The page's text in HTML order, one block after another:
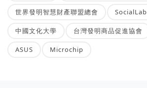
世界發明智慧財產聯盟總會 SocialLab
中國文化大學 台灣發明商品促進協會
ASUS Microchip